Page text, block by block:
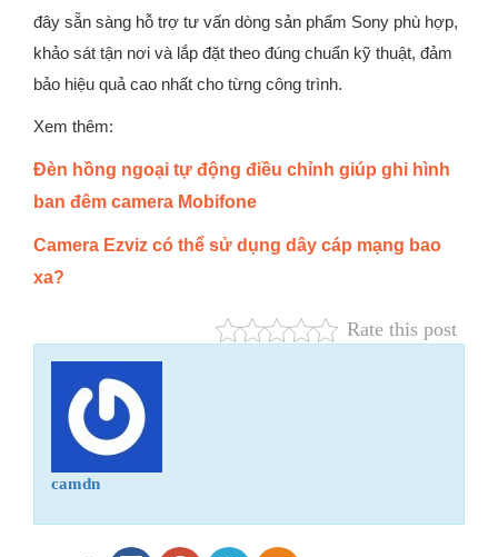
đây sẵn sàng hỗ trợ tư vấn dòng sản phẩm Sony phù hợp,
khảo sát tận nơi và lắp đặt theo đúng chuẩn kỹ thuật, đảm
bảo hiệu quả cao nhất cho từng công trình.
Xem thêm:
Đèn hồng ngoại tự động điều chỉnh giúp ghi hình
ban đêm camera Mobifone
Camera Ezviz có thể sử dụng dây cáp mạng bao
xa?
Rate this post
camdn